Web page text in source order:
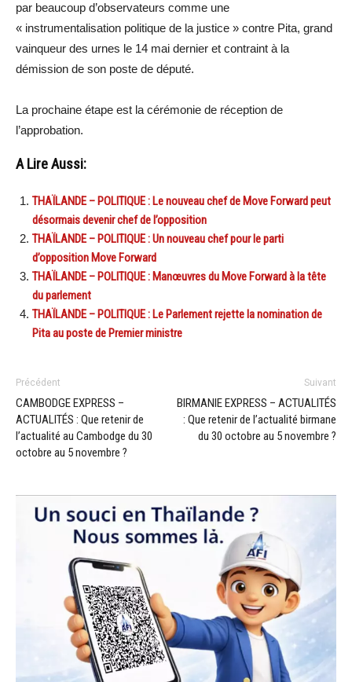
par beaucoup d’observateurs comme une
« instrumentalisation politique de la justice » contre Pita, grand
vainqueur des urnes le 14 mai dernier et contraint à la
démission de son poste de député.
La prochaine étape est la cérémonie de réception de
l’approbation.
A Lire Aussi:
THAÏLANDE – POLITIQUE : Le nouveau chef de Move Forward peut
désormais devenir chef de l’opposition
THAÏLANDE – POLITIQUE : Un nouveau chef pour le parti
d’opposition Move Forward
THAÏLANDE – POLITIQUE : Manœuvres du Move Forward à la tête
du parlement
THAÏLANDE – POLITIQUE : Le Parlement rejette la nomination de
Pita au poste de Premier ministre
Précédent
CAMBODGE EXPRESS –
ACTUALITÉS : Que retenir de
l’actualité au Cambodge du 30
octobre au 5 novembre ?
Suivant
BIRMANIE EXPRESS – ACTUALITÉS
: Que retenir de l’actualité birmane
du 30 octobre au 5 novembre ?